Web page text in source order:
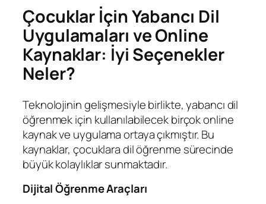
Çocuklar İçin Yabancı Dil
Uygulamaları ve Online
Kaynaklar: İyi Seçenekler
Neler?
Teknolojinin gelişmesiyle birlikte, yabancı dil
öğrenmek için kullanılabilecek birçok online
kaynak ve uygulama ortaya çıkmıştır. Bu
kaynaklar, çocuklara dil öğrenme sürecinde
büyük kolaylıklar sunmaktadır.
Dijital Öğrenme Araçları